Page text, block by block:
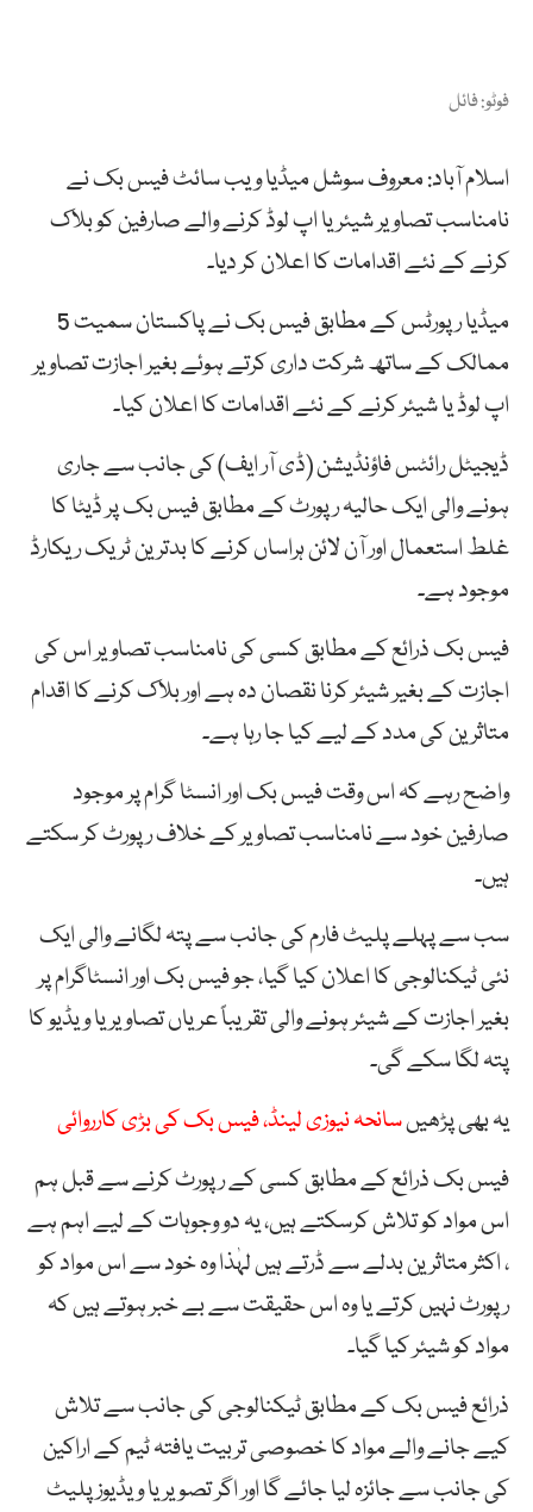
فوٹو: فائل
اسلام آباد: معروف سوشل میڈیا ویب سائٹ فیس بک نے
نامناسب تصاویر شیئر یا اپ لوڈ کرنے والے صارفین کو بلاک
کرنے کے نئے اقدامات کا اعلان کر دیا۔
میڈیا رپورٹس کے مطابق فیس بک نے پاکستان سمیت 5
ممالک کے ساتھ شرکت داری کرتے ہوئے بغیر اجازت تصاویر
اپ لوڈ یا شیئر کرنے کے نئے اقدامات کا اعلان کیا۔
ڈیجیٹل رائٹس فاؤنڈیشن (ڈی آر ایف) کی جانب سے جاری
ہونے والی ایک حالیہ رپورٹ کے مطابق فیس بک پر ڈیٹا کا
غلط استعمال اور آن لائن ہراساں کرنے کا بدترین ٹریک ریکارڈ
موجود ہے۔
فیس بک ذرائع کے مطابق کسی کی نامناسب تصاویر اس کی
اجازت کے بغیر شیئر کرنا نقصان دہ ہے اور بلاک کرنے کا اقدام
متاثرین کی مدد کے لیے کیا جا رہا ہے۔
واضح رہے کہ اس وقت فیس بک اور انسٹا گرام پر موجود
صارفین خود سے نامناسب تصاویر کے خلاف رپورٹ کر سکتے
ہیں۔
سب سے پہلے پلیٹ فارم کی جانب سے پتہ لگانے والی ایک
نئی ٹیکنالوجی کا اعلان کیا گیا، جو فیس بک اور انسٹاگرام پر
بغیر اجازت کے شیئر ہونے والی تقریباً عریاں تصاویر یا ویڈیو کا
پتہ لگا سکے گی۔
یہ بھی پڑھیںسانحہ نیوزی لینڈ، فیس بک کی بڑی کارروائی
فیس بک ذرائع کے مطابق کسی کے رپورٹ کرنے سے قبل ہم
اس مواد کو تلاش کرسکتے ہیں، یہ دو وجوہات کے لیے اہم ہے
، اکثر متاثرین بدلے سے ڈرتے ہیں لہٰذا وہ خود سے اس مواد کو
رپورٹ نہیں کرتے یا وہ اس حقیقت سے بے خبر ہوتے ہیں کہ
مواد کو شیئر کیا گیا۔
ذرائع فیس بک کے مطابق ٹیکنالوجی کی جانب سے تلاش
کیے جانے والے مواد کا خصوصی تربیت یافتہ ٹیم کے اراکین
کی جانب سے جائزہ لیا جائے گا اور اگر تصویر یا ویڈیوز پلیٹ